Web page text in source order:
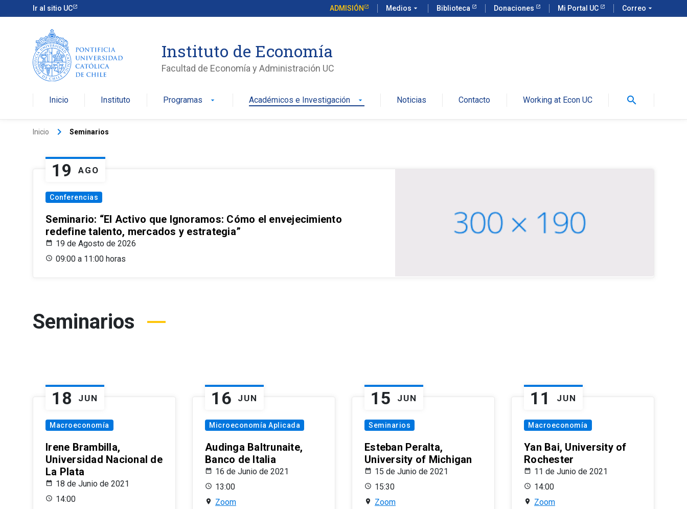
Ir al sitio UC ADMISIÓN Medios arrow_drop_down Biblioteca Donaciones Mi Portal UC Correo arrow_drop_down
Instituto de Economía
Facultad de Economía y Administración UC
Inicio Instituto Programas arrow_drop_down Académicos e Investigación arrow_drop_down Noticias Contacto Working at Econ UC search
Inicio keyboard_arrow_right Seminarios
19 AGO
Conferencias
Seminario: “El Activo que Ignoramos: Cómo el envejecimiento
redefine talento, mercados y estrategia”
19 de Agosto de 2026
09:00 a 11:00 horas
Seminarios
18 JUN
Macroeconomía
Irene Brambilla,
Universidad Nacional de
La Plata
18 de Junio de 2021
14:00
16 JUN
Microeconomía Aplicada
Audinga Baltrunaite,
Banco de Italia
16 de Junio de 2021
13:00
Zoom
15 JUN
Seminarios
Esteban Peralta,
University of Michigan
15 de Junio de 2021
15:30
Zoom
11 JUN
Macroeconomía
Yan Bai, University of
Rochester
11 de Junio de 2021
14:00
Zoom